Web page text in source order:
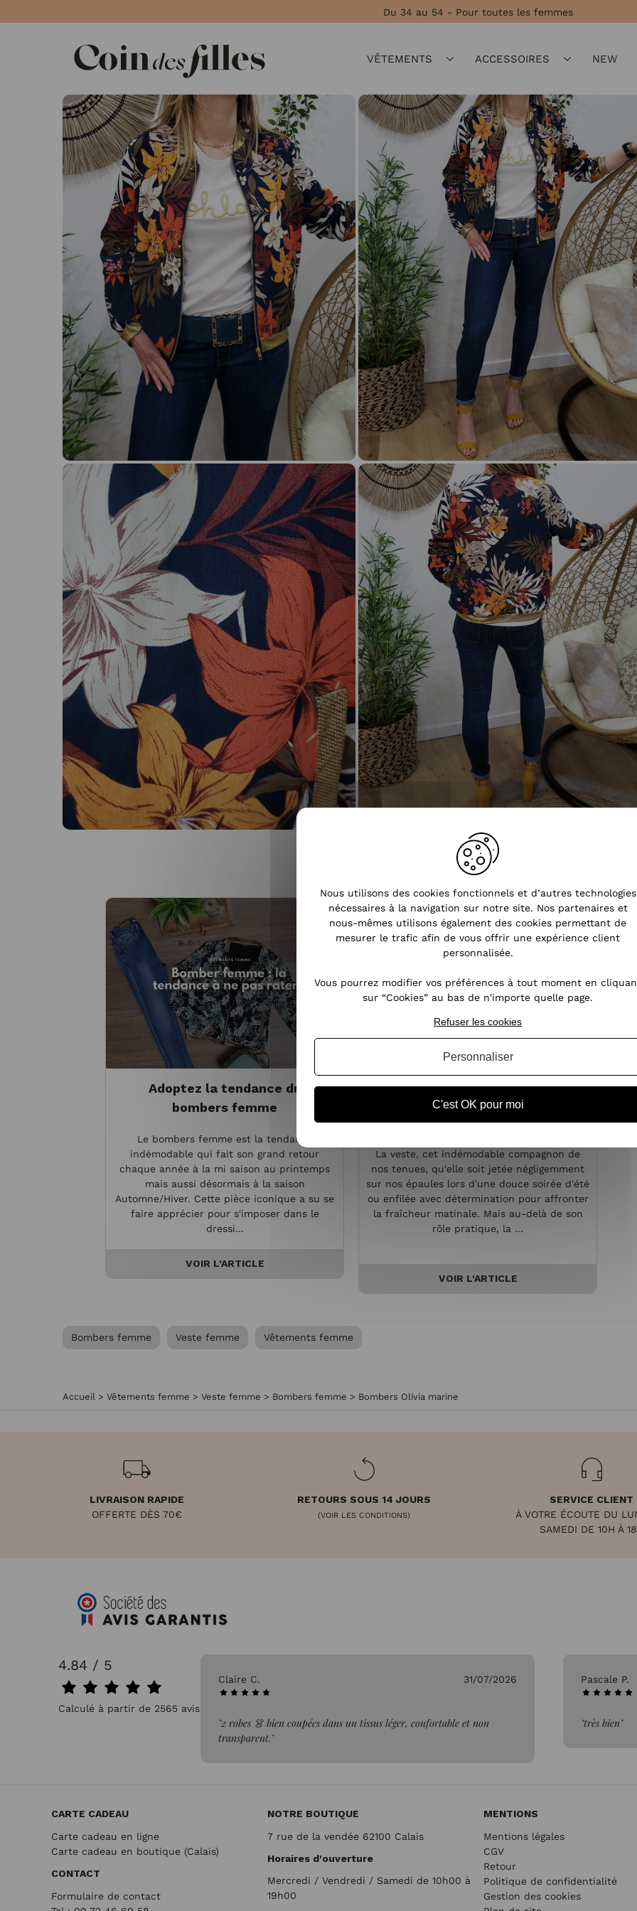
Du 34 au 54 - Pour toutes les femmes
VÊTEMENTS ACCESSOIRES NEW
Tendances
Adoptez la tendance du
bombers femme
Le bombers femme est la tendance
indémodable qui fait son grand retour
chaque année à la mi saison au printemps
mais aussi désormais à la saison
Automne/Hiver. Cette pièce iconique a su se
faire apprécier pour s'imposer dans le
dressi...
VOIR L'ARTICLE
Comment la veste est devenue
un symbole de la mode féminine
?
La veste, cet indémodable compagnon de
nos tenues, qu'elle soit jetée négligemment
sur nos épaules lors d'une douce soirée d'été
ou enfilée avec détermination pour affronter
la fraîcheur matinale. Mais au-delà de son
rôle pratique, la ...
VOIR L'ARTICLE
Bombers femme Veste femme Vêtements femme
Accueil > Vêtements femme > Veste femme > Bombers femme > Bombers Olivia marine
LIVRAISON RAPIDE
OFFERTE DÈS 70€
RETOURS SOUS 14 JOURS
(VOIR LES CONDITIONS)
SERVICE CLIENT
À VOTRE ÉCOUTE DU
SAMEDI DE 10H À
4.84 / 5
Calculé à partir de 2565 avis.
31/07/2026 Claire C. 31/07/2026
"2 robes 👗 bien coupées dans un tissus léger, confortable et non
transparent."
Pascale P.
"très bien"
CARTE CADEAU
Carte cadeau en ligne
Carte cadeau en boutique (Calais)
CONTACT
Formulaire de contact
NOTRE BOUTIQUE
7 rue de la vendée 62100 Calais
Horaires d'ouverture
Mercredi / Vendredi / Samedi de 10h00 à
19h00
MENTIONS
Mentions légales
CGV
Retour
Politique de confidentialité
Gestion des cookies
Nous utilisons des cookies fonctionnels et d’autres technologies
nécessaires à la navigation sur notre site. Nos partenaires et
nous-mêmes utilisons également des cookies permettant de
mesurer le trafic afin de vous offrir une expérience client
personnalisée.
Vous pourrez modifier vos préférences à tout moment en
sur “Cookies” au bas de n'importe quelle page.
C'est OK pour moi
Refuser les cookies
Personnaliser